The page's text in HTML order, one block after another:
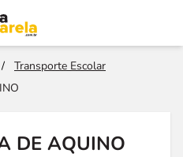
/
Transporte Escolar
DE AQUINO